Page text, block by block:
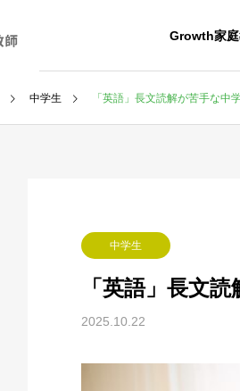
Growth家
中学生 「英語」長文読解が苦手な中
中学生
「英語」長文
2025.10.22